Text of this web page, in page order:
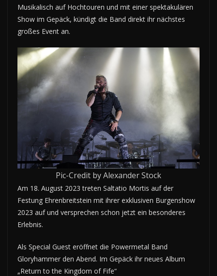
Musikalisch auf Hochtouren und mit einer spektakulären
Show im Gepäck, kündigt die Band direkt ihr nächstes
großes Event an.
Pic-Credit by Alexander Stock
Am 18. August 2023 treten Saltatio Mortis auf der
Festung Ehrenbreitstein mit ihrer exklusiven Burgenshow
2023 auf und versprechen schon jetzt ein besonderes
Erlebnis.
Als Special Guest eröffnet die Powermetal Band
Gloryhammer den Abend. Im Gepäck ihr neues Album
„Return to the Kingdom of Fife“